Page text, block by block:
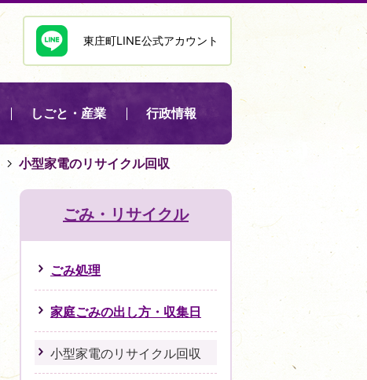
東庄町LINE公式アカウント
しごと・産業 行政情報
小型家電のリサイクル回収
ごみ・リサイクル
ごみ処理
家庭ごみの出し方・収集日
小型家電のリサイクル回収